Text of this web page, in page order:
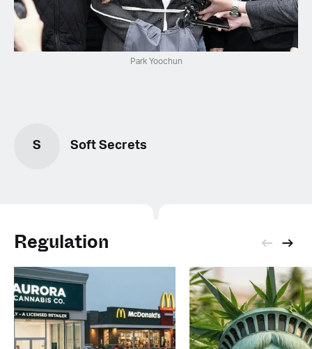
Park Yoochun
S Soft Secrets
Regulation